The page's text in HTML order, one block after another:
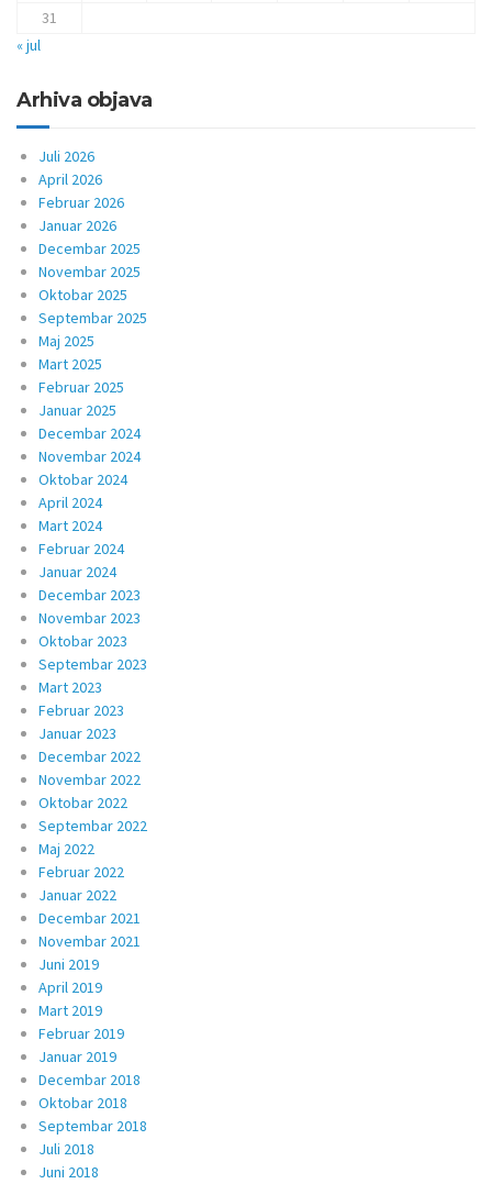
31
« jul
Arhiva objava
Juli 2026
April 2026
Februar 2026
Januar 2026
Decembar 2025
Novembar 2025
Oktobar 2025
Septembar 2025
Maj 2025
Mart 2025
Februar 2025
Januar 2025
Decembar 2024
Novembar 2024
Oktobar 2024
April 2024
Mart 2024
Februar 2024
Januar 2024
Decembar 2023
Novembar 2023
Oktobar 2023
Septembar 2023
Mart 2023
Februar 2023
Januar 2023
Decembar 2022
Novembar 2022
Oktobar 2022
Septembar 2022
Maj 2022
Februar 2022
Januar 2022
Decembar 2021
Novembar 2021
Juni 2019
April 2019
Mart 2019
Februar 2019
Januar 2019
Decembar 2018
Oktobar 2018
Septembar 2018
Juli 2018
Juni 2018